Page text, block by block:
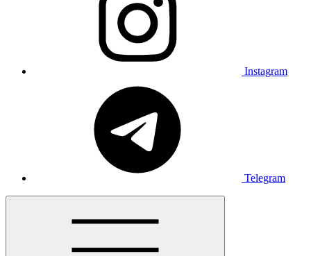
Instagram
Telegram